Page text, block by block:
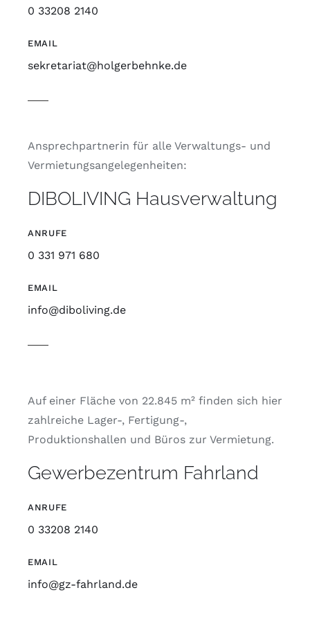
0 33208 2140
EMAIL
sekretariat@holgerbehnke.de
Ansprechpartnerin für alle Verwaltungs- und
Vermietungsangelegenheiten:
DIBOLIVING Hausverwaltung
ANRUFE
0 331 971 680
EMAIL
info@diboliving.de
Auf einer Fläche von 22.845 m² finden sich hier
zahlreiche Lager-, Fertigung-,
Produktionshallen und Büros zur Vermietung.
Gewerbezentrum Fahrland
ANRUFE
0 33208 2140
EMAIL
info@gz-fahrland.de